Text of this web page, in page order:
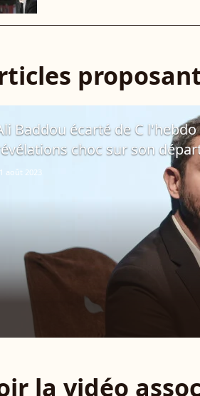
Baddou écarté de C
choc sur son
août 2023
la vidéo